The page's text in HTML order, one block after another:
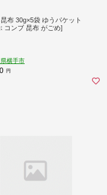
30g×5袋 ゆうパケット
コンブ 昆布 がごめ]
横手市
円